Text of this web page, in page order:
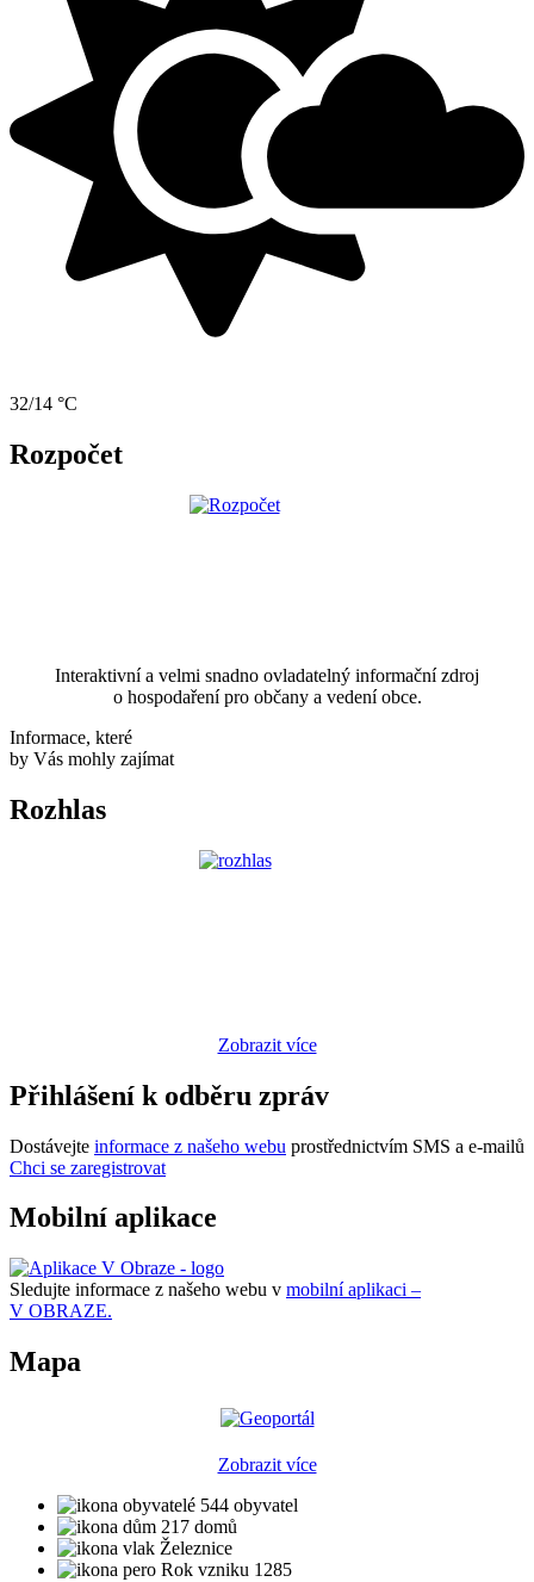
32/14 °C
Rozpočet
Interaktivní a velmi snadno ovladatelný informační zdroj
o hospodaření pro občany a vedení obce.
Informace, které
by Vás mohly zajímat
Rozhlas
Zobrazit více
Přihlášení k odběru zpráv
Dostávejte informace z našeho webu prostřednictvím SMS a e-mailů
Chci se zaregistrovat
Mobilní aplikace
Sledujte informace z našeho webu v mobilní aplikaci –
V OBRAZE.
Mapa
Zobrazit více
544 obyvatel
217 domů
Železnice
Rok vzniku 1285